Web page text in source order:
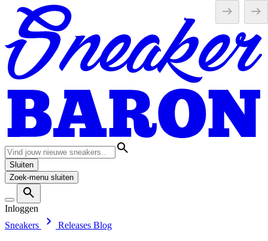
Sluiten
Zoek-menu sluiten
Inloggen
Sneakers
Releases Blog